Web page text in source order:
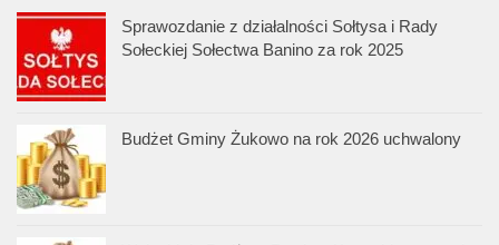
Sprawozdanie z działalności Sołtysa i Rady
Sołeckiej Sołectwa Banino za rok 2025
Budżet Gminy Żukowo na rok 2026 uchwalony